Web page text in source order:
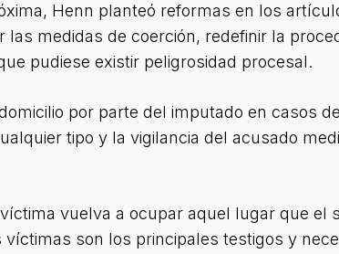
Henn planteó reformas en los
medidas de coerción, redefinir la
pudiese existir peligrosidad procesal.
por parte del imputado en casos
tipo y la vigilancia del acusado
vuelva a ocupar aquel lugar que el
son los principales testigos y